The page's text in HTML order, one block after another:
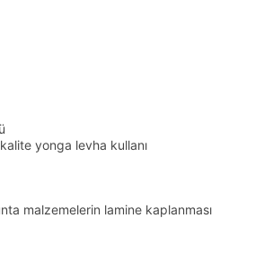
yonga levha kullanı
malzemelerin lamine kaplanması